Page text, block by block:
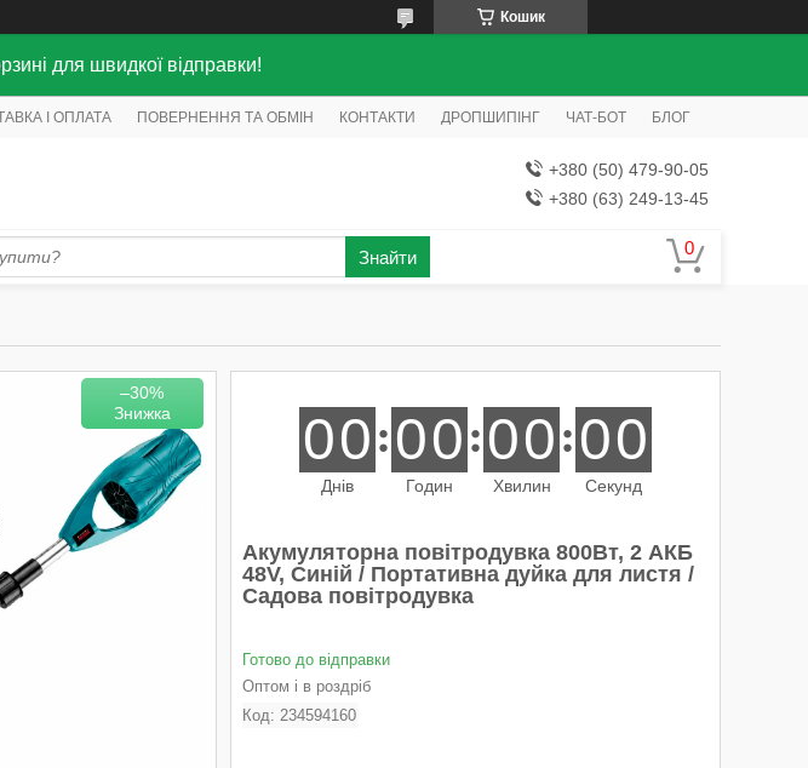
Кошик
для швидкої відправки!
І ОПЛАТА ПОВЕРНЕННЯ ТА ОБМІН КОНТАКТИ ДРОПШИПІНГ ЧАТ-БОТ БЛОГ
+380 (50) 479-90-05
+380 (63) 249-13-45
Знайти
–30%
00
Днів
00
Годин
00
Хвилин
00
Секунд
Акумуляторна повітродувка 800Вт, 2 АКБ
48V, Синій / Портативна дуйка для листя /
Садова повітродувка
Готово до відправки
Оптом і в роздріб
Код: 234594160